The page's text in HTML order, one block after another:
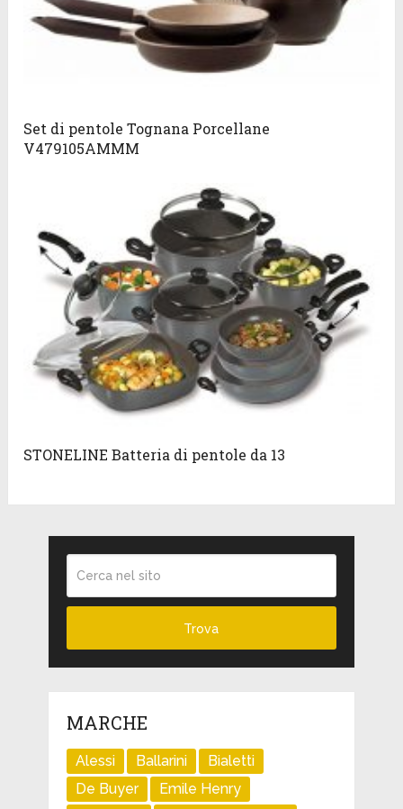
Set di pentole Tognana Porcellane
V479105AMMM
STONELINE Batteria di pentole da 13
MARCHE
Alessi Ballarini
Bialetti
De Buyer
Emile Henry